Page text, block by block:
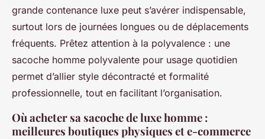
grande contenance luxe peut s’avérer indispensable,
surtout lors de journées longues ou de déplacements
fréquents. Prêtez attention à la polyvalence : une
sacoche homme polyvalente pour usage quotidien
permet d’allier style décontracté et formalité
professionnelle, tout en facilitant l’organisation.
Où acheter sa sacoche de luxe homme :
meilleures boutiques physiques et e-commerce